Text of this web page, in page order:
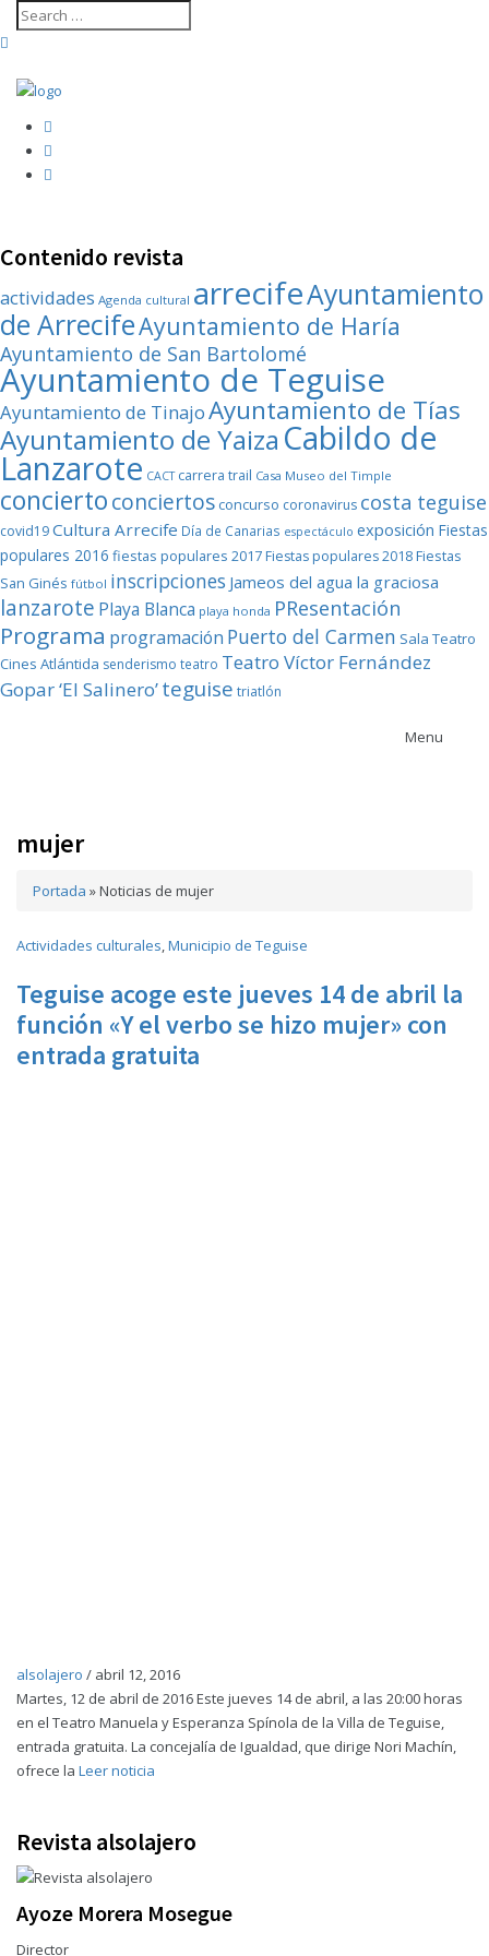
Contenido revista
actividades Agenda cultural arrecifeAyuntamiento
de ArrecifeAyuntamiento de Haría
Ayuntamiento de San Bartolomé
Ayuntamiento de Teguise
Ayuntamiento de TinajoAyuntamiento de Tías
Ayuntamiento de Yaiza Cabildo de
Lanzarote CACT carrera trail Casa Museo del Timple
conciertoconciertos concurso coronavirus costa teguise
covid19Cultura Arrecife Día de Canarias espectáculo exposición Fiestas
populares 2016 fiestas populares 2017 Fiestas populares 2018Fiestas
San Ginés fútbol inscripciones Jameos del agua la graciosa
lanzarote Playa Blanca playa honda PResentación
Programa programación Puerto del Carmen Sala Teatro
Cines Atlántida senderismo teatro Teatro Víctor Fernández
Gopar ‘El Salinero’teguise triatlón
Menu
mujer
Portada »Noticias de mujer
Actividades culturales,Municipio de Teguise
Teguise acoge este jueves 14 de abril la
función «Y el verbo se hizo mujer» con
entrada gratuita
alsolajero / abril 12, 2016
Martes, 12 de abril de 2016 Este jueves 14 de abril, a las 20:00 horas
en el Teatro Manuela y Esperanza Spínola de la Villa de Teguise,
entrada gratuita. La concejalía de Igualdad, que dirige Nori Machín,
ofrece la Leer noticia
Revista alsolajero
Ayoze Morera Mosegue
Director